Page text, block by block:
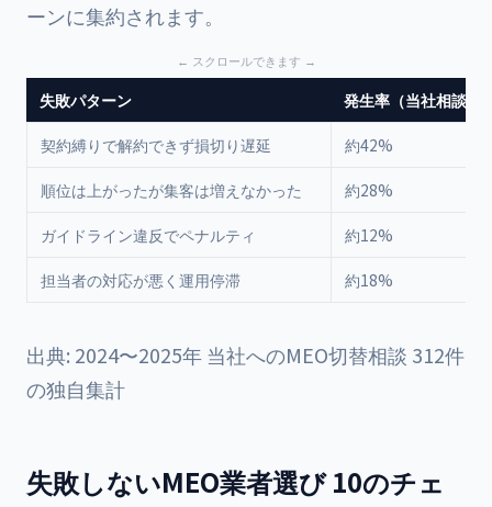
ーンに集約されます。
失敗パターン 発生率（当社相談ベ
契約縛りで解約できず損切り遅延 約42%
順位は上がったが集客は増えなかった 約28%
ガイドライン違反でペナルティ 約12%
担当者の対応が悪く運用停滞 約18%
出典: 2024〜2025年 当社へのMEO切替相談 312件
の独自集計
失敗しないMEO業者選び 10のチェ